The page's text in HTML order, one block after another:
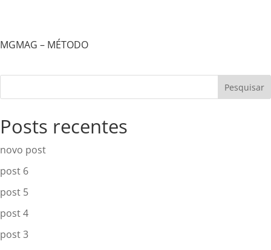
MGMAG – MÉTODO
Pesquisar
Posts recentes
novo post
post 6
post 5
post 4
post 3